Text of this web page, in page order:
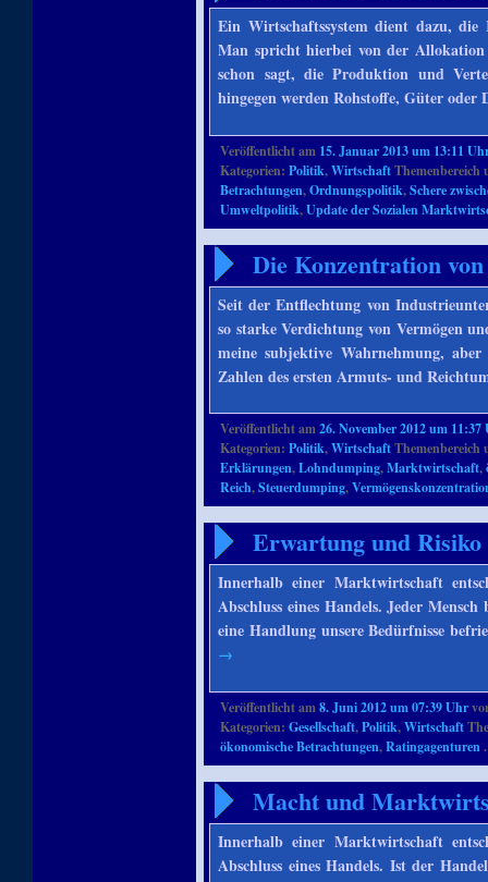
Ein Wirtschaftssystem dient dazu, die
Man spricht hierbei von der
schon sagt, die Produktion und
hingegen werden Rohstoffe, Güter oder
Veröffentlicht am 15. Januar 2013 um 13:11
Kategorien:Politik,Wirtschaft
Betrachtungen,Ordnungspolitik,Schere
Umweltpolitik,Update der Sozialen
Die Konzentration
Seit der Entflechtung von
so starke Verdichtung von Vermögen
meine subjektive Wahrnehmung,
Zahlen des ersten Armuts- und
Veröffentlicht am26. November 2012 um 11:37
Kategorien:Politik,Wirtschaft
Erklärungen,Lohndumping,Marktwirtschaft,
Reich,Steuerdumping,
Erwartung und
Innerhalb einer Marktwirtschaft
Abschluss eines Handels. Jeder
eine Handlung unsere Bedürfnisse
→
Veröffentlicht am8. Juni 2012 um 07:39 Uhr
Kategorien:Gesellschaft,Politik,Wirtschaft
ökonomische Betrachtungen,Ratingagenturen.
Macht und
Innerhalb einer Marktwirtschaft
Abschluss eines Handels. Ist der